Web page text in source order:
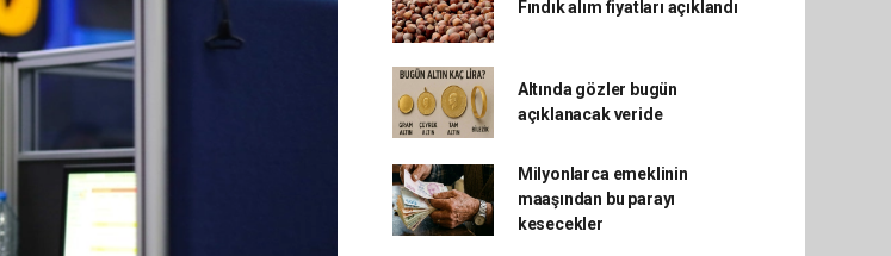
Fındık alım fiyatları açıklandı
Altında gözler bugün
açıklanacak veride
Milyonlarca emeklinin
maaşından bu parayı
kesecekler